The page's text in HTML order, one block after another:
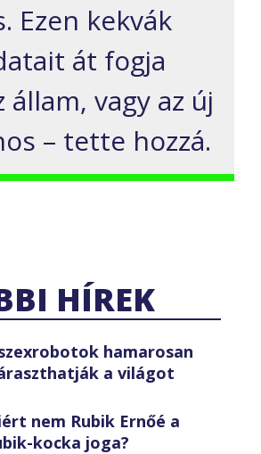
Ezen kekvák
át fogja
állam, vagy az új
– tette hozzá.
HÍREK
hamarosan
a világot
nem Rubik Ernőé a
kocka joga?